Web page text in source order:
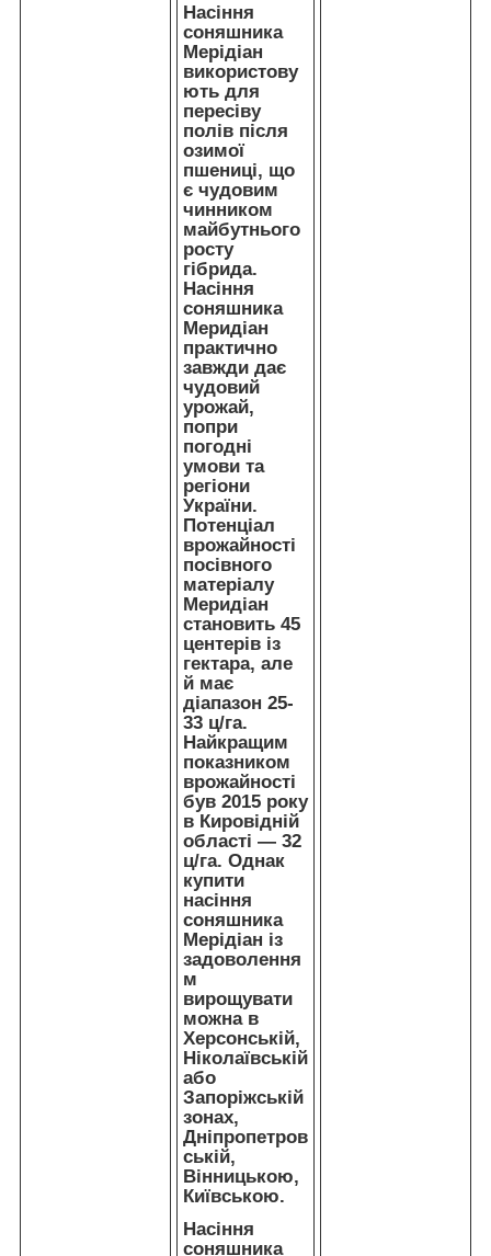
Насіння
соняшника
Мерідіан
використову
ють для
пересіву
полів після
озимої
пшениці, що
є чудовим
чинником
майбутнього
росту
гібрида.
Насіння
соняшника
Меридіан
практично
завжди дає
чудовий
урожай,
попри
погодні
умови та
регіони
України.
Потенціал
врожайності
посівного
матеріалу
Меридіан
становить 45
центерів із
гектара, але
й має
діапазон 25-
33 ц/га.
Найкращим
показником
врожайності
був 2015 року
в Кировідній
області — 32
ц/га. Однак
купити
насіння
соняшника
Мерідіан із
задоволення
м
вирощувати
можна в
Херсонській,
Ніколаївській
або
Запоріжській
зонах,
Дніпропетров
ській,
Вінницькою,
Київською.
Насіння
соняшника